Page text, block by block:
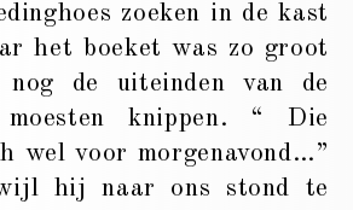
zoeken in de kast
het boeket was zo groot
de uiteinden van de
knippen. “ Die
wel voor morgenavond…”
hij naar ons stond te